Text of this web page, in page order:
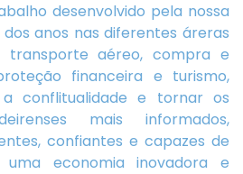
desenvolvido pela nossa
anos nas diferentes áreras
transporte aéreo, compra e
financeira e turismo,
conflitualidade e tornar os
mais informados,
confiantes e capazes de
economia inovadora e